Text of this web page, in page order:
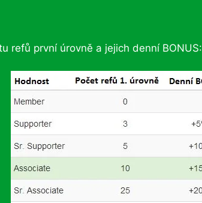
refů první úrovně a jejich denní BONUS: